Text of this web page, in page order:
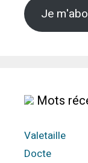
Je
Mots
Valetaille
Docte